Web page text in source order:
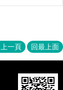
一頁 回最上面